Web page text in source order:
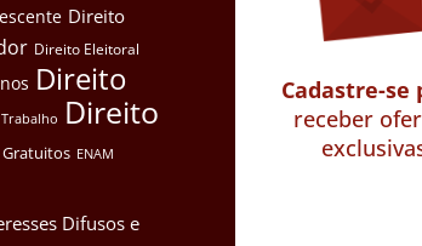
Direito
Direito Eleitoral
Direito
Direito
Gratuitos ENAM
Difusos e
Cadastre-se
receber